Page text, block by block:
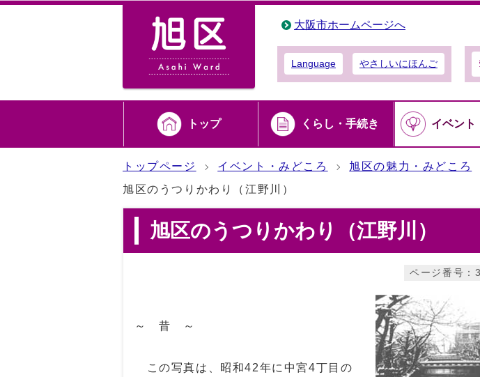
大阪市ホームページへ
Language やさしいにほんご
トップ くらし・手続き イベント
トップページ イベント・みどころ 旭区の魅力・みどころ
旭区のうつりかわり（江野川）
旭区のうつりかわり（江野川）
ページ番号：
～ 昔 ～
この写真は、昭和42年に中宮4丁目の